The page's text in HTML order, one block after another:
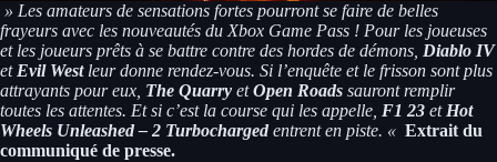
» Les amateurs de sensations fortes pourront se faire de belles
frayeurs avec les nouveautés du Xbox Game Pass ! Pour les joueuses
et les joueurs prêts à se battre contre des hordes de démons, Diablo IV
et Evil Westleur donne rendez-vous. Si l’enquête et le frisson sont plus
attrayants pour eux, The Quarry etOpen Roads sauront remplir
toutes les attentes. Et si c’est la course qui les appelle, F1 23 et Hot
Wheels Unleashed – 2 Turbochargedentrent en piste. « Extrait du
communiqué de presse.